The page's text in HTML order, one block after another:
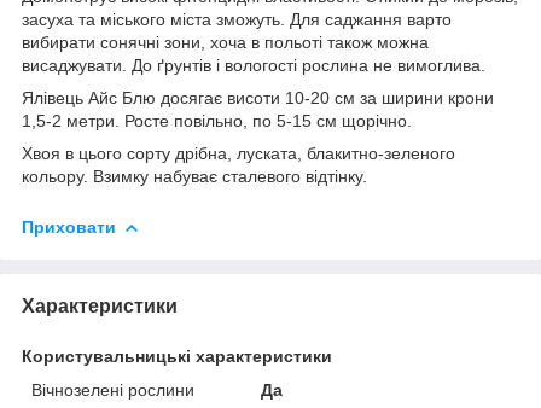
засуха та міського міста зможуть. Для саджання варто
вибирати сонячні зони, хоча в польоті також можна
висаджувати. До ґрунтів і вологості рослина не вимоглива.
Ялівець Айс Блю досягає висоти 10-20 см за ширини крони
1,5-2 метри. Росте повільно, по 5-15 см щорічно.
Хвоя в цього сорту дрібна, луската, блакитно-зеленого
кольору. Взимку набуває сталевого відтінку.
Приховати
Характеристики
Користувальницькі характеристики
Вічнозелені рослини
Да